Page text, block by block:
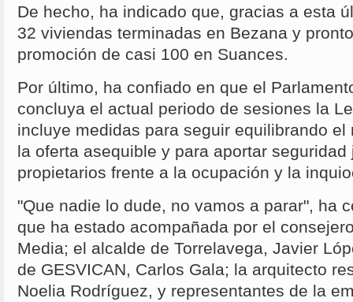
De hecho, ha indicado que, gracias a esta
32 viviendas terminadas en Bezana y
promoción de casi 100 en Suances.
Por último, ha confiado en que el
concluya el actual periodo de sesiones la
incluye medidas para seguir equilibrando
la oferta asequible y para aportar
propietarios frente a la ocupación y la
"Que nadie lo dude, no vamos a parar", ha
que ha estado acompañada por el
Media; el alcalde de Torrelavega, Javier
de GESVICAN, Carlos Gala; la arquitecto
Noelia Rodríguez, y representantes de la